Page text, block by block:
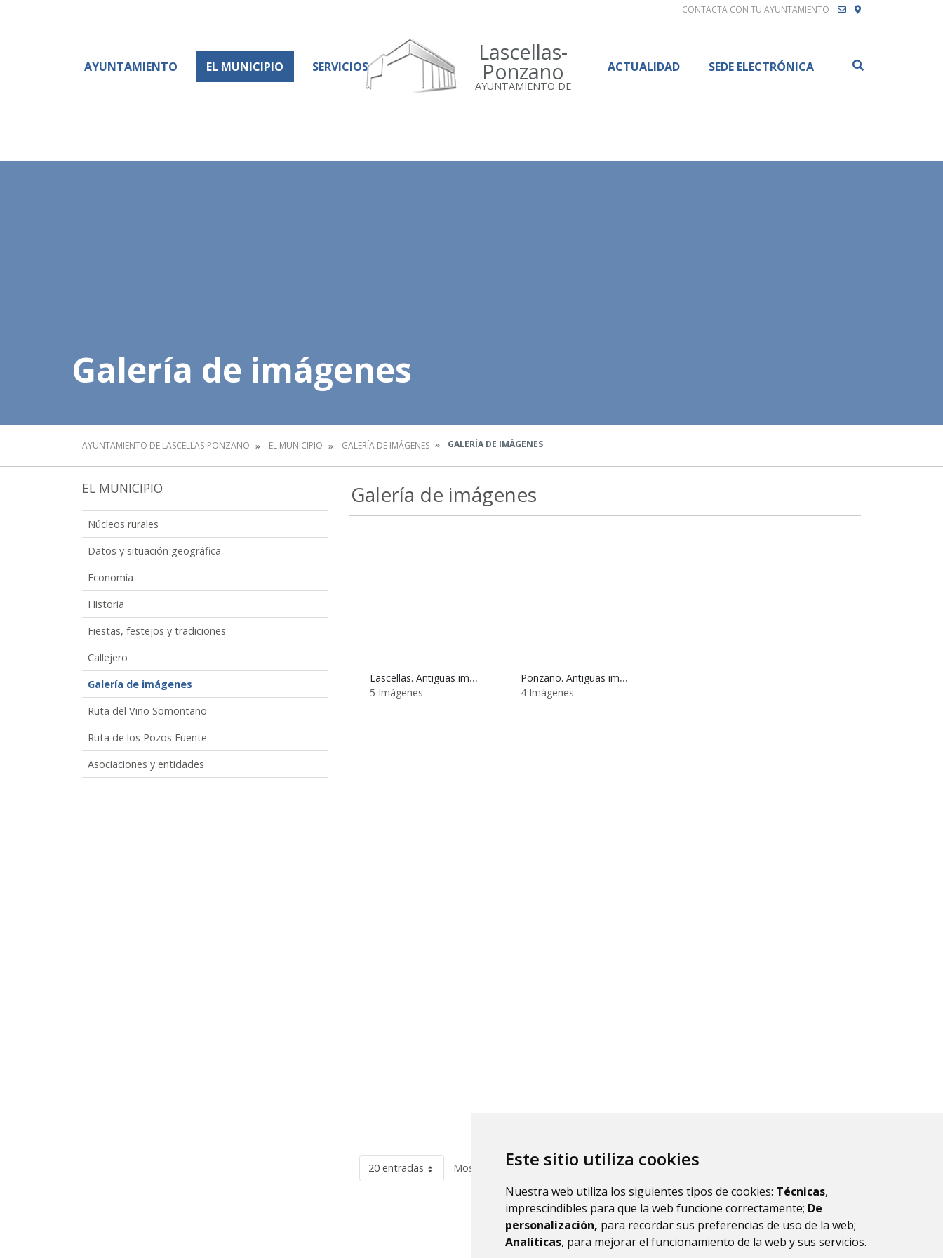
Este sitio utiliza cookies
Nuestra web utiliza los siguientes tipos de cookies: Técnicas,
imprescindibles para que la web funcione correctamente; De
personalización, para recordar sus preferencias de uso de la web;
Analíticas, para mejorar el funcionamiento de la web y sus servicios.
CONTACTA CON TU AYUNTAMIENTO
Lascellas-
Ponzano
AYUNTAMIENTO DE
AYUNTAMIENTO EL MUNICIPIO SERVICIOS ACTUALIDAD SEDE ELECTRÓNICA
Galería de imágenes
AYUNTAMIENTO DE LASCELLAS-PONZANO EL MUNICIPIO GALERÍA DE IMÁGENES GALERÍA DE IMÁGENES
EL MUNICIPIO
Núcleos rurales
Datos y situación geográfica
Economía
Historia
Fiestas, festejos y tradiciones
Callejero
Galería de imágenes
Ruta del Vino Somontano
Ruta de los Pozos Fuente
Asociaciones y entidades
Galería de imágenes
Lascellas. Antiguas imágenes
5 Imágenes
Ponzano. Antiguas imágenes
4 Imágenes
20 entradas Mostrando el intervalo 1 - 20 de 82 resultados.